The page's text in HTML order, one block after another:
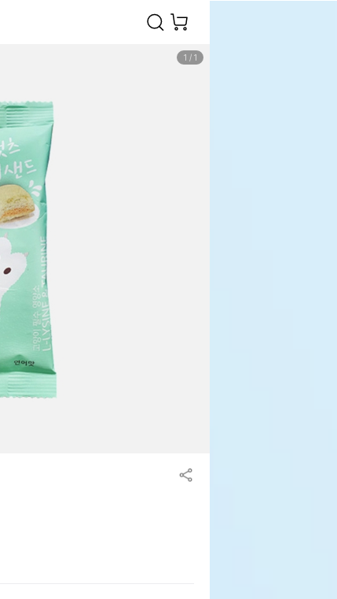
1 / 1